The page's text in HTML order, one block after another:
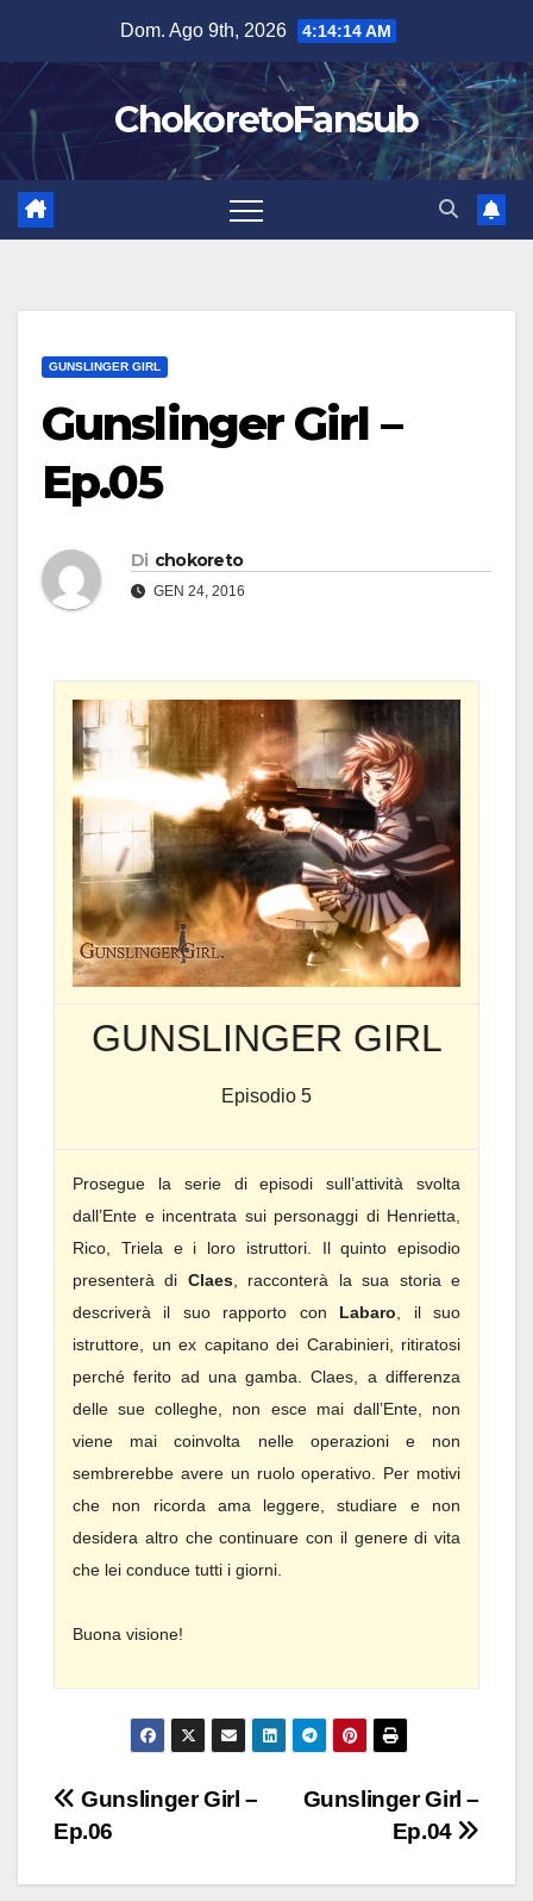
contenuto
Dom. Ago 9th, 2026 4:14:15 AM
ChokoretoFansub
GUNSLINGER GIRL
Gunslinger Girl –
Ep.05
Di chokoreto
GEN 24, 2016
GUNSLINGER GIRL
Episodio 5
Prosegue la serie di episodi sull’attività svolta
dall’Ente e incentrata sui personaggi di Henrietta,
Rico, Triela e i loro istruttori. Il quinto episodio
presenterà di Claes, racconterà la sua storia e
descriverà il suo rapporto con Labaro, il suo
istruttore, un ex capitano dei Carabinieri, ritiratosi
perché ferito ad una gamba. Claes, a differenza
delle sue colleghe, non esce mai dall’Ente, non
viene mai coinvolta nelle operazioni e non
sembrerebbe avere un ruolo operativo. Per motivi
che non ricorda ama leggere, studiare e non
desidera altro che continuare con il genere di vita
che lei conduce tutti i giorni.
Buona visione!
Navigazione
articoli
Gunslinger Girl –
Ep.04
Gunslinger Girl –
Ep.06